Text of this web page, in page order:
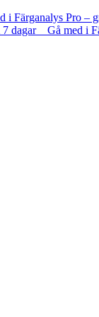
Färganalys Pro –
dagar Gå med i